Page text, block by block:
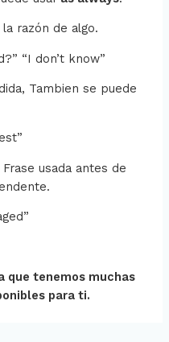
razón de algo.
“I don’t know”
Tambien se puede
usada antes de
que tenemos muchas
para ti.